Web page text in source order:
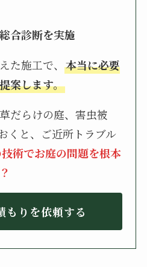
合診断を実施
た施工で、本当に必要
案します。
だらけの庭、害虫被
くと、ご近所トラブル
術でお庭の問題を根本
もりを依頼する